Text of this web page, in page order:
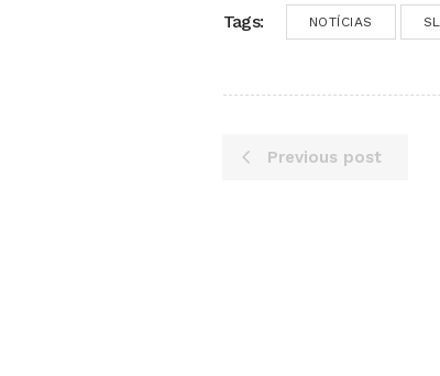
Tags: NOTÍCIAS
Previous post